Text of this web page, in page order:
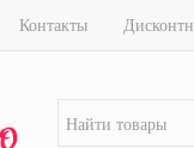
Контакты